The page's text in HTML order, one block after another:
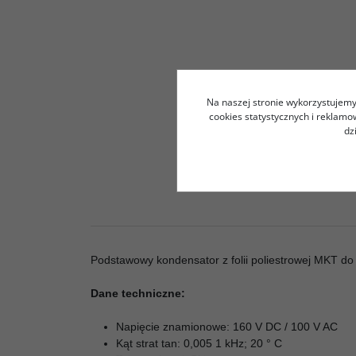
Podstawowy kondensator z folii poliestrowej MKT
Dane techniczne:
Napięcie znamionowe: 160 V DC / 100 V AC
Kąt strat tan: 0,005 1 kHz; 20 ° C
Na naszej stronie
cookies statystycznych i